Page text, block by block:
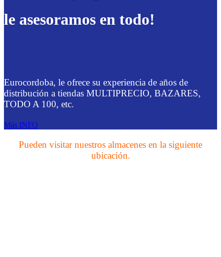
le asesoramos en todo!
Eurocordoba, le ofrece su experiencia de años de
distribución a tiendas MULTIPRECIO, BAZARES,
TODO A 100, etc.
Más INFO
Pueden visitar nuestros almacenes en la siguiente
ubicación.